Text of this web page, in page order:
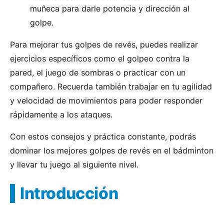
muñeca para darle potencia y dirección al
golpe.
Para mejorar tus golpes de revés, puedes realizar
ejercicios específicos como el golpeo contra la
pared, el juego de sombras o practicar con un
compañero. Recuerda también trabajar en tu agilidad
y velocidad de movimientos para poder responder
rápidamente a los ataques.
Con estos consejos y práctica constante, podrás
dominar los mejores golpes de revés en el bádminton
y llevar tu juego al siguiente nivel.
Introducción